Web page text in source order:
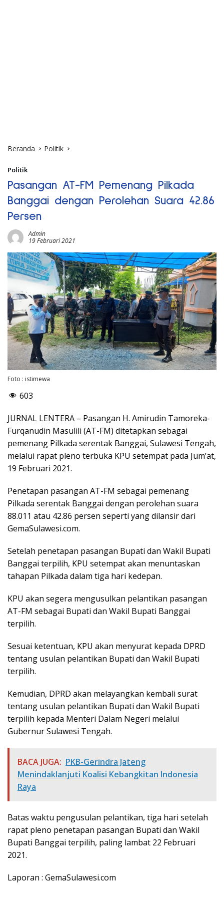
Beranda Politik
Politik
Pasangan AT-FM Pemenang Pilkada
Banggai dengan Perolehan Suara 42.86
Persen
Admin
19 Februari 2021
Foto : istimewa
603
JURNAL LENTERA – Pasangan H. Amirudin Tamoreka-
Furqanudin Masulili (AT-FM) ditetapkan sebagai
pemenang Pilkada serentak Banggai, Sulawesi Tengah,
melalui rapat pleno terbuka KPU setempat pada Jum’at,
19 Februari 2021.
Penetapan pasangan AT-FM sebagai pemenang
Pilkada serentak Banggai dengan perolehan suara
88.011 atau 42.86 persen seperti yang dilansir dari
GemaSulawesi.com.
Setelah penetapan pasangan Bupati dan Wakil Bupati
Banggai terpilih, KPU setempat akan menuntaskan
tahapan Pilkada dalam tiga hari kedepan.
KPU akan segera mengusulkan pelantikan pasangan
AT-FM sebagai Bupati dan Wakil Bupati Banggai
terpilih.
Sesuai ketentuan, KPU akan menyurat kepada DPRD
tentang usulan pelantikan Bupati dan Wakil Bupati
terpilih.
Kemudian, DPRD akan melayangkan kembali surat
tentang usulan pelantikan Bupati dan Wakil Bupati
terpilih kepada Menteri Dalam Negeri melalui
Gubernur Sulawesi Tengah.
BACA JUGA: PKB-Gerindra Jateng
Menindaklanjuti Koalisi Kebangkitan Indonesia
Raya
Batas waktu pengusulan pelantikan, tiga hari setelah
rapat pleno penetapan pasangan Bupati dan Wakil
Bupati Banggai terpilih, paling lambat 22 Februari
2021.
Laporan : GemaSulawesi.com